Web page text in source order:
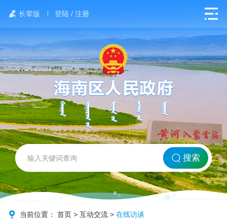
长辈版 登陆 / 注册
网站首页
北方海南
政务要闻
搜索
当前位置：首页 >互动交流 >在线访谈